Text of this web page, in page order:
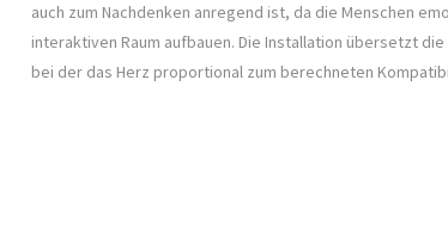
auch zum Nachdenken anregend ist, da die Menschen
interaktiven Raum aufbauen. Die Installation übersetzt
bei der das Herz proportional zum berechneten